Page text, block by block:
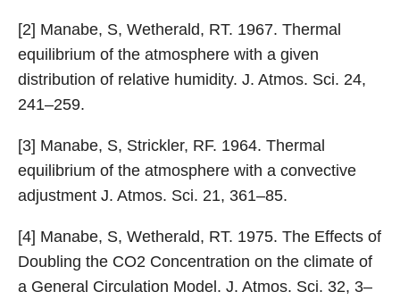
[2] Manabe, S, Wetherald, RT. 1967. Thermal
equilibrium of the atmosphere with a given
distribution of relative humidity. J. Atmos. Sci. 24,
241–259.
[3] Manabe, S, Strickler, RF. 1964. Thermal
equilibrium of the atmosphere with a convective
adjustment J. Atmos. Sci. 21, 361–85.
[4] Manabe, S, Wetherald, RT. 1975. The Effects of
Doubling the CO2 Concentration on the climate of
a General Circulation Model. J. Atmos. Sci. 32, 3–